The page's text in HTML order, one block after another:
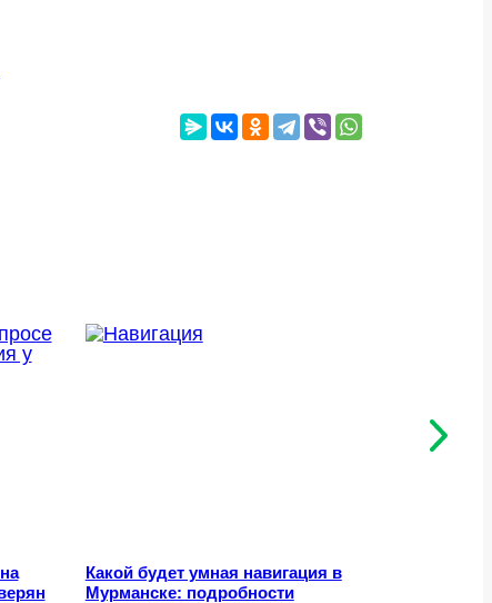
Какой будет умная навигация в
Мурманске: подробности